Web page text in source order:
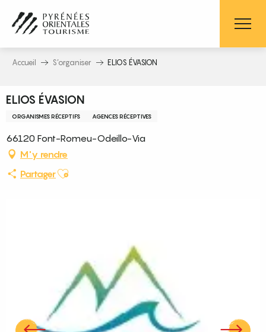
contenu
principal
Accueil S’organiser ELIOS ÉVASION
ELIOS ÉVASION
ORGANISMES RÉCEPTIFS AGENCES RÉCEPTIVES
66120 Font-Romeu-Odeillo-Via
M'y rendre
PartagerAjouter aux favoris